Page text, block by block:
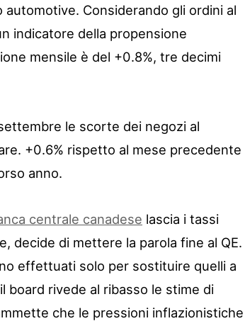
automotive. Considerando gli ordini al
indicatore della propensione
mensile è del +0.8%, tre decimi
le scorte dei negozi al
+0.6% rispetto al mese precedente
anno.
centrale canadese lascia i tassi
decide di mettere la parola fine al QE.
effettuati solo per sostituire quelli a
board rivede al ribasso le stime di
che le pressioni inflazionistiche